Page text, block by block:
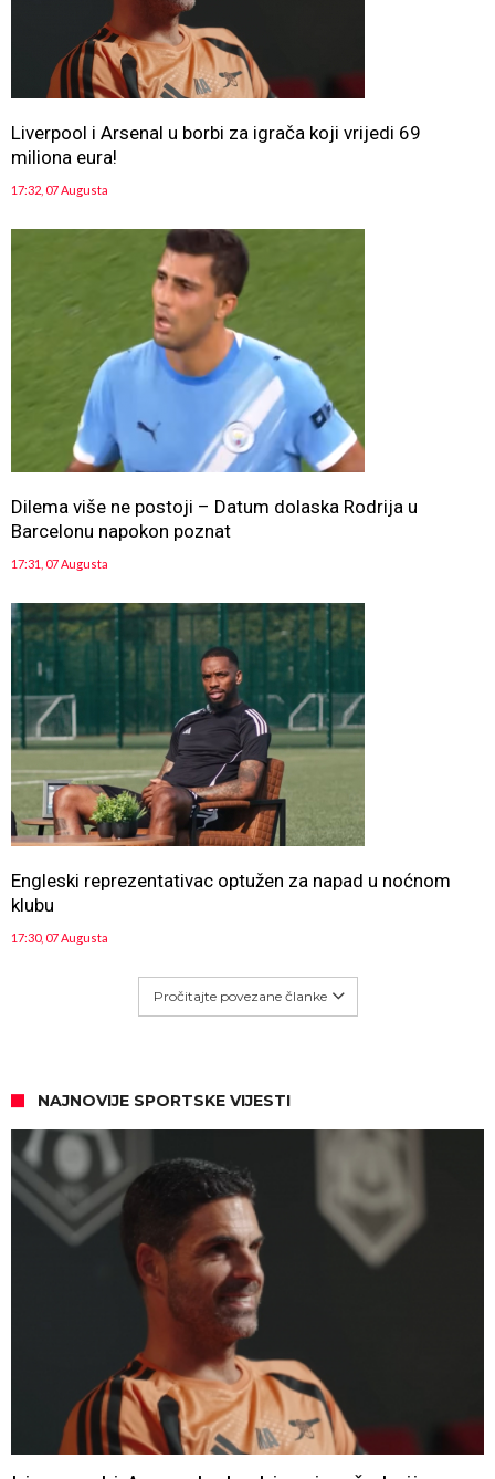
Liverpool i Arsenal u borbi za igrača koji vrijedi 69
miliona eura!
17:32, 07 Augusta
Dilema više ne postoji – Datum dolaska Rodrija u
Barcelonu napokon poznat
17:31, 07 Augusta
Engleski reprezentativac optužen za napad u noćnom
klubu
17:30, 07 Augusta
Pročitajte povezane članke
NAJNOVIJE SPORTSKE VIJESTI